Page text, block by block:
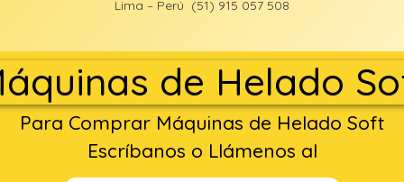
Lima – Perú (51) 915 057 508
de Helado
Para Comprar Máquinas de Helado Soft
Escríbanos o Llámenos al